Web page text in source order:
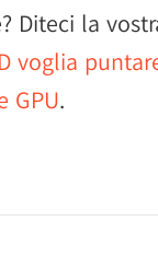
Diteci la
voglia
GPU.